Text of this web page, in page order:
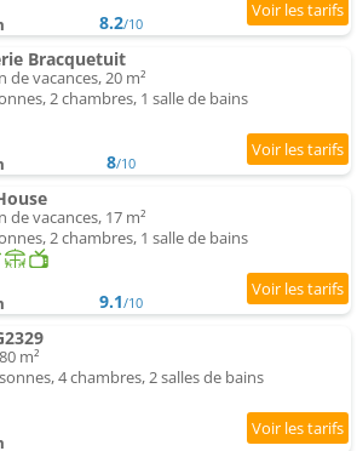
8.2/10
Bracquetuit
de vacances, 20 m²
2 chambres, 1 salle de bains
8/10
de vacances, 17 m²
2 chambres, 1 salle de bains
9.1/10
m²
4 chambres, 2 salles de bains